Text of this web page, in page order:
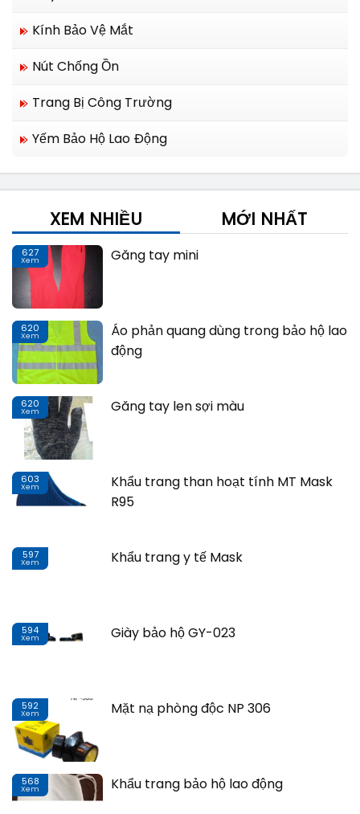
Kính Bảo Vệ Mắt
Nút Chống Ồn
Trang Bị Công Trường
Yếm Bảo Hộ Lao Động
XEM NHIỀU MỚI NHẤT
627
Xem Găng tay mini
620
Xem
Áo phản quang dùng trong bảo hộ lao
động
620
Xem Găng tay len sợi màu
603
Xem
Khẩu trang than hoạt tính MT Mask
R95
597
Xem Khẩu trang y tế Mask
594
Xem Giày bảo hộ GY-023
592
Xem Mặt nạ phòng độc NP 306
568
Xem Khẩu trang bảo hộ lao động